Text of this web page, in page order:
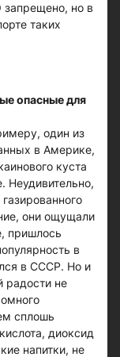
запрещено, но в
таких
опасные для
один из
в Америке,
куста
Неудивительно,
они ощущали
пришлось
в
в СССР. Но и
радости не
сплошь
диоксид
напитки, не